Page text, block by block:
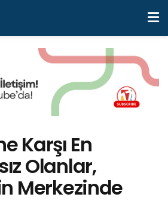
Karşı En
Olanlar,
Merkezinde